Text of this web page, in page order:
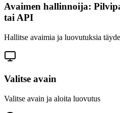
Avaimen hallinnoija:
tai API
Hallitse avaimia ja luovutuksia
Valitse avain
Valitse avain ja aloita luovutus